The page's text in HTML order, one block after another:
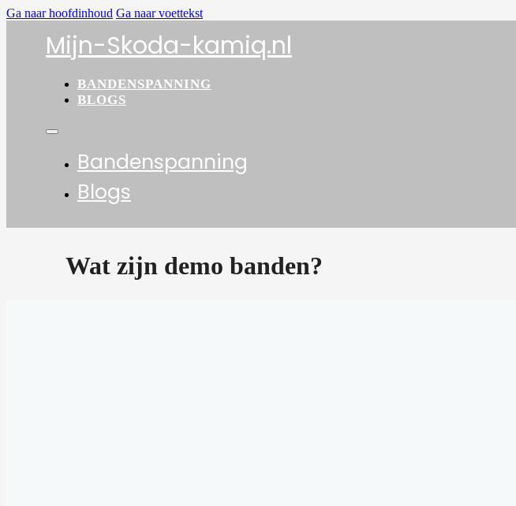
Ga naar hoofdinhoud Ga naar voettekst
Mijn-Skoda-kamiq.nl
BANDENSPANNING
BLOGS
Bandenspanning
Blogs
Wat zijn demo banden?